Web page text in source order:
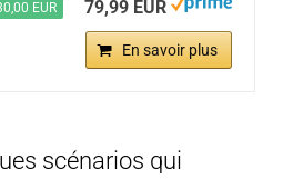
EUR 79,99 EUR
En savoir plus
scénarios qui